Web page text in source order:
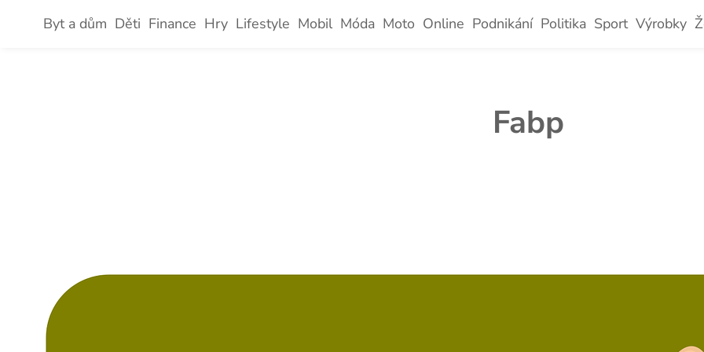
Byt a dům Děti Finance Hry Lifestyle Mobil Móda Moto Online Podnikání Politika Sport Výrobky
Fabp